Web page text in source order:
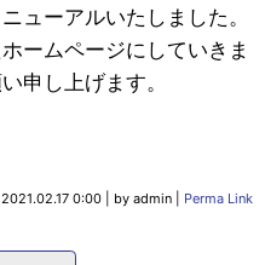
ューアルいたしました。
ームページにしていきま
申し上げます。
2021.02.17 0:00 by admin Perma Link